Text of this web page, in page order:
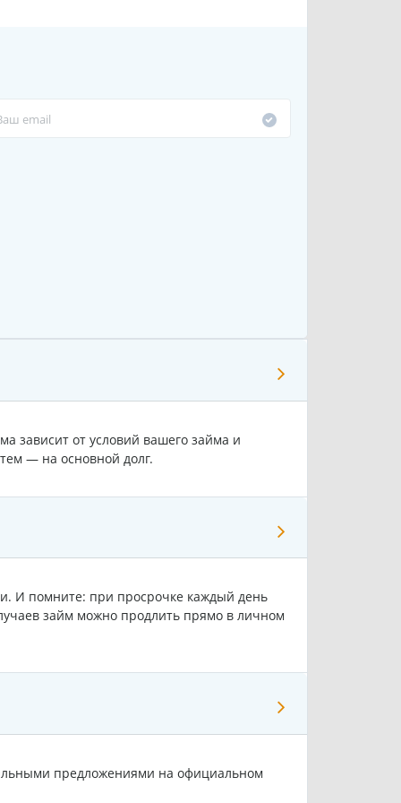
зависит от условий вашего займа и
— на основной долг.
И помните: при просрочке каждый день
займ можно продлить прямо в личном
предложениями на официальном